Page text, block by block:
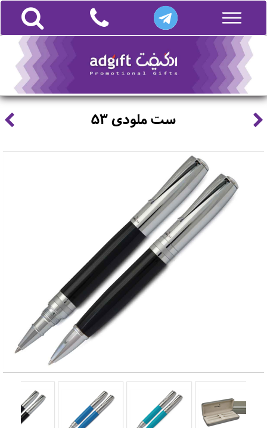
ست ملودی 53